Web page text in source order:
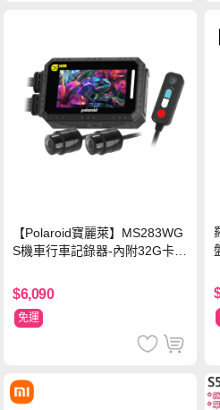
【Polaroid寶麗萊】MS283WG
S機車行車記錄器-內附32G卡
$6,090
免運